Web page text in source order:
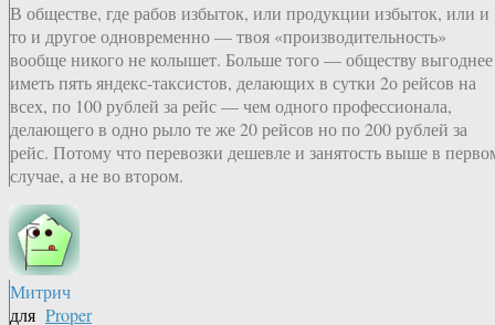
В обществе, где рабов избыток, или продукции избыток, или и
то и другое одновременно — твоя «производительность»
вообще никого не колышет. Больше того — обществу выгоднее
иметь пять яндекс-таксистов, делающих в сутки 2о рейсов на
всех, по 100 рублей за рейс — чем одного профессионала,
делающего в одно рыло те же 20 рейсов но по 200 рублей за
рейс. Потому что перевозки дешевле и занятость выше в
случае, а не во втором.
Митрич
для Proper